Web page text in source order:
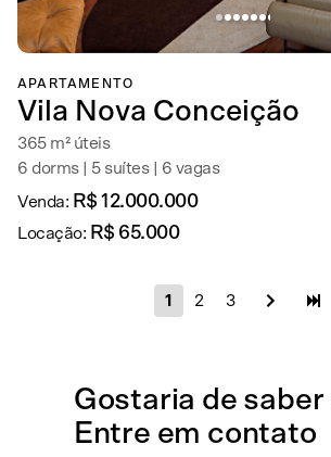
APARTAMENTO
Vila Nova Conceição
365 m² úteis
6 dorms | 5 suítes | 6 vagas
Venda: R$ 12.000.000
Locação: R$ 65.000
1 2 3
Gostaria de saber
Entre em contato